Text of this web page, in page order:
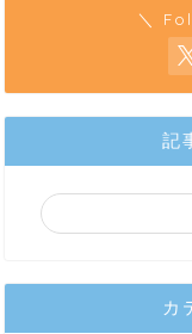
＼
記
カ